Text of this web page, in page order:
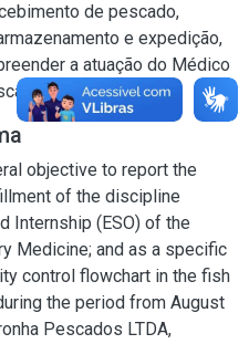
de pescado,
e expedição,
a atuação do Médico
objective to report the
of the discipline
Internship (ESO) of the
Medicine; and as a specific
control flowchart in the fish
the period from August
Pescados LTDA,